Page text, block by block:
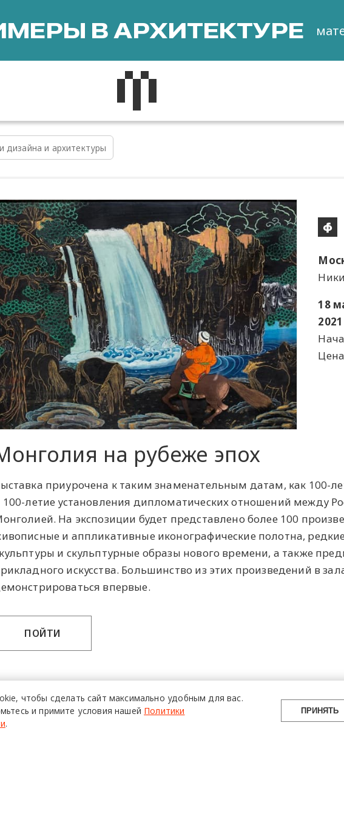
В АРХИТЕКТУРЕ
дизайна и архитектуры
18
2021
на рубеже эпох
приурочена к таким знаменательным датам, как 100-
100-летие установления дипломатических отношений между
На экспозиции будет представлено более 100
и аппликативные иконографические полотна,
и скульптурные образы нового времени, а также
искусства. Большинство из этих произведений в
впервые.
ПОЙТИ
чтобы сделать сайт максимально удобным для вас.
и примите условия нашей Политики
.
ПРИНЯТЬ